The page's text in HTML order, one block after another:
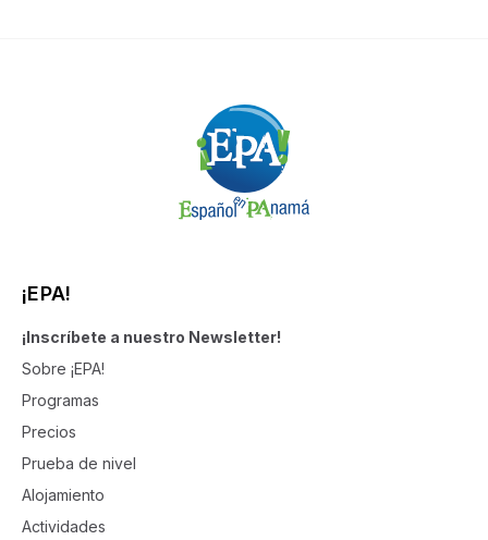
¡EPA!
¡Inscríbete a nuestro Newsletter!
Sobre ¡EPA!
Programas
Precios
Prueba de nivel
Alojamiento
Actividades